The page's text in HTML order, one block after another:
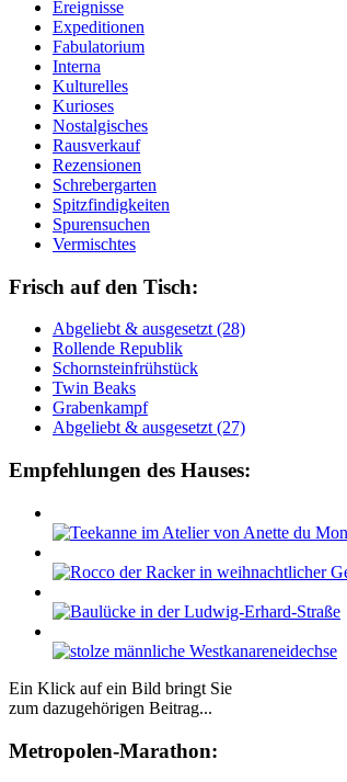
Ereignisse
Expeditionen
Fabulatorium
Interna
Kulturelles
Kurioses
Nostalgisches
Rausverkauf
Rezensionen
Schrebergarten
Spitzfindigkeiten
Spurensuchen
Vermischtes
Frisch auf den Tisch:
Ab­ge­liebt & aus­ge­setzt (28)
Rol­len­de Re­pu­blik
Schorn­stein­früh­stück
Twin Beaks
Gra­ben­kampf
Ab­ge­liebt & aus­ge­setzt (27)
Empfehlungen des Hauses:
Ein Klick auf ein Bild bringt Sie
zum dazugehörigen Beitrag...
Me­tro­po­len-Ma­ra­thon: